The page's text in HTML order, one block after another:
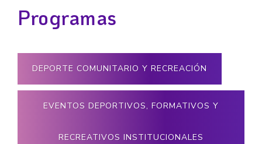
Programas
DEPORTE COMUNITARIO Y RECREACIÓN
EVENTOS DEPORTIVOS, FORMATIVOS Y
RECREATIVOS INSTITUCIONALES